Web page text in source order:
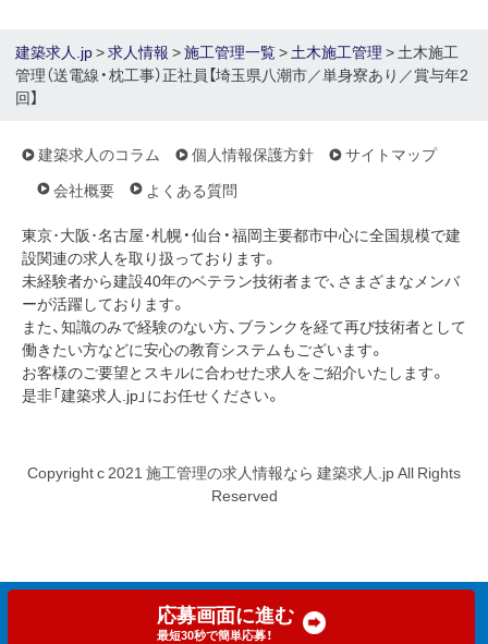
応募画面に進む
最短30秒で簡単応募！
建築求人.jp>求人情報 >施工管理一覧>土木施工管理 > 土木施工
管理（送電線・枕工事）正社員【埼玉県八潮市／単身寮あり／賞与年2
回】
建築求人のコラム 個人情報保護方針
サイトマップ
会社概要
よくある質問
東京･大阪･名古屋･札幌・仙台・福岡主要都市中心に全国規模で建
設関連の求人を取り扱っております。
未経験者から建設40年のベテラン技術者まで、さまざまなメンバ
ーが活躍しております。
また、知識のみで経験のない方、ブランクを経て再び技術者として
働きたい方などに安心の教育システムもございます。
お客様のご要望とスキルに合わせた求人をご紹介いたします。
是非「建築求人.jp」にお任せください。
Copyright c 2021 施工管理の求人情報なら 建築求人.jp All Rights
Reserved